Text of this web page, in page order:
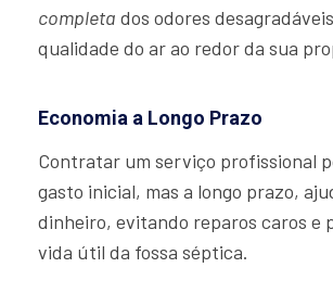
completa dos odores
qualidade do ar ao redor da sua
Economia a Longo Prazo
Contratar um serviço profissional
gasto inicial, mas a longo prazo,
dinheiro, evitando reparos caros e
vida útil da fossa séptica.